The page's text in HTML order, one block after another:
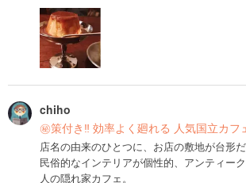
chiho
㊙️策付き‼︎ 効率よく廻れる 人気国立カフ
店名の由来のひとつに、お店の敷地が台形だ
民俗的なインテリアが個性的、アンティー
人の隠れ家カフェ。